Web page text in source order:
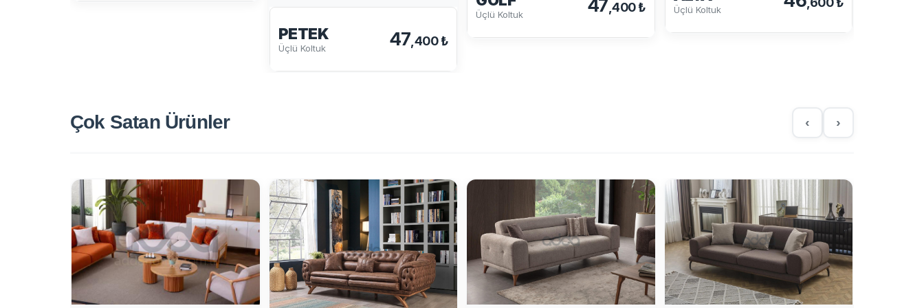
PETEK
Üçlü Koltuk 47 ,400 ₺
Üçlü Koltuk 47 ,400 ₺ Üçlü Koltuk
Çok SatanÜrünler ‹ ›